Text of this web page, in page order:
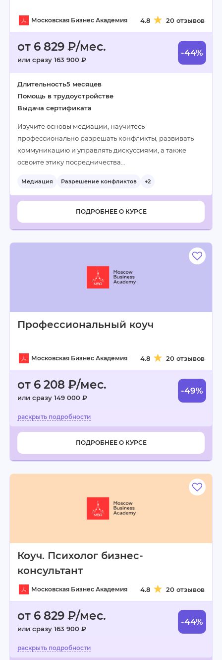
Московская Бизнес Академия 4.8 20 отзывов
от 6 829 ₽/мес.
или сразу 163 900 ₽
-44%
Длительность5 месяцев
Помощь в трудоустройстве
Выдача сертификата
Изучите основы медиации, научитесь
профессионально разрешать конфликты, развивать
коммуникацию и управлять дискуссиями, а также
освоите этику посредничества…
Медиация Разрешение конфликтов +2
ПОДРОБНЕЕ О КУРСЕ
Профессиональный коуч
Московская Бизнес Академия 4.8 20 отзывов
от 6 208 ₽/мес.
или сразу 149 000 ₽
-49%
ПОДРОБНЕЕ О КУРСЕ
Коуч. Психолог бизнес-
консультант
Московская Бизнес Академия 4.8 20 отзывов
от 6 829 ₽/мес.
или сразу 163 900 ₽
-44%